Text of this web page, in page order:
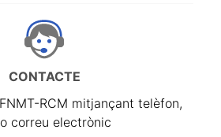
CONTACTE
RCM mitjançant telèfon,
correu electrònic